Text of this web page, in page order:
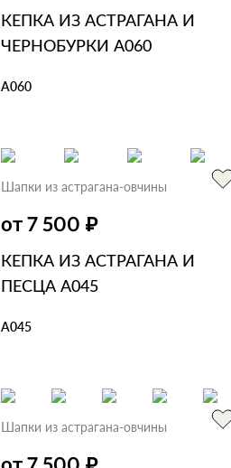
КЕПКА ИЗ АСТРАГАНА И
ЧЕРНОБУРКИ А060
А060
Шапки из астрагана-овчины
от 7 500 ₽
КЕПКА ИЗ АСТРАГАНА И
ПЕСЦА А045
А045
Шапки из астрагана-овчины